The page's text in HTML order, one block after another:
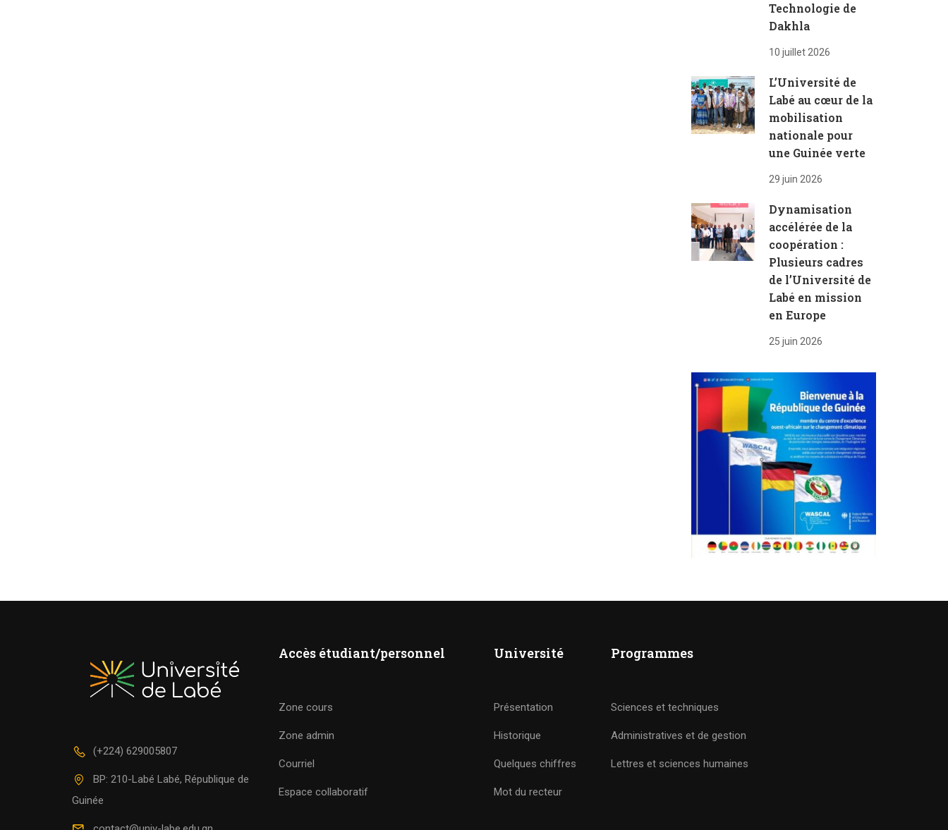
Technologie de
Dakhla
10 juillet 2026
L’Université de
Labé au cœur de la
mobilisation
nationale pour
une Guinée verte
29 juin 2026
Dynamisation
accélérée de la
coopération :
Plusieurs cadres
de l’Université de
Labé en mission
en Europe
25 juin 2026
(+224) 629005807
BP: 210-Labé Labé, République de
Guinée
Accès étudiant/personnel
Zone cours
Zone admin
Courriel
Espace collaboratif
Université
Présentation
Historique
Quelques chiffres
Mot du recteur
Programmes
Sciences et techniques
Administratives et de gestion
Lettres et sciences humaines